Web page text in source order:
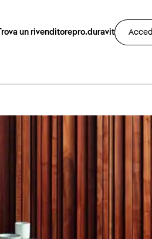
Trova un rivenditorepro.duravit